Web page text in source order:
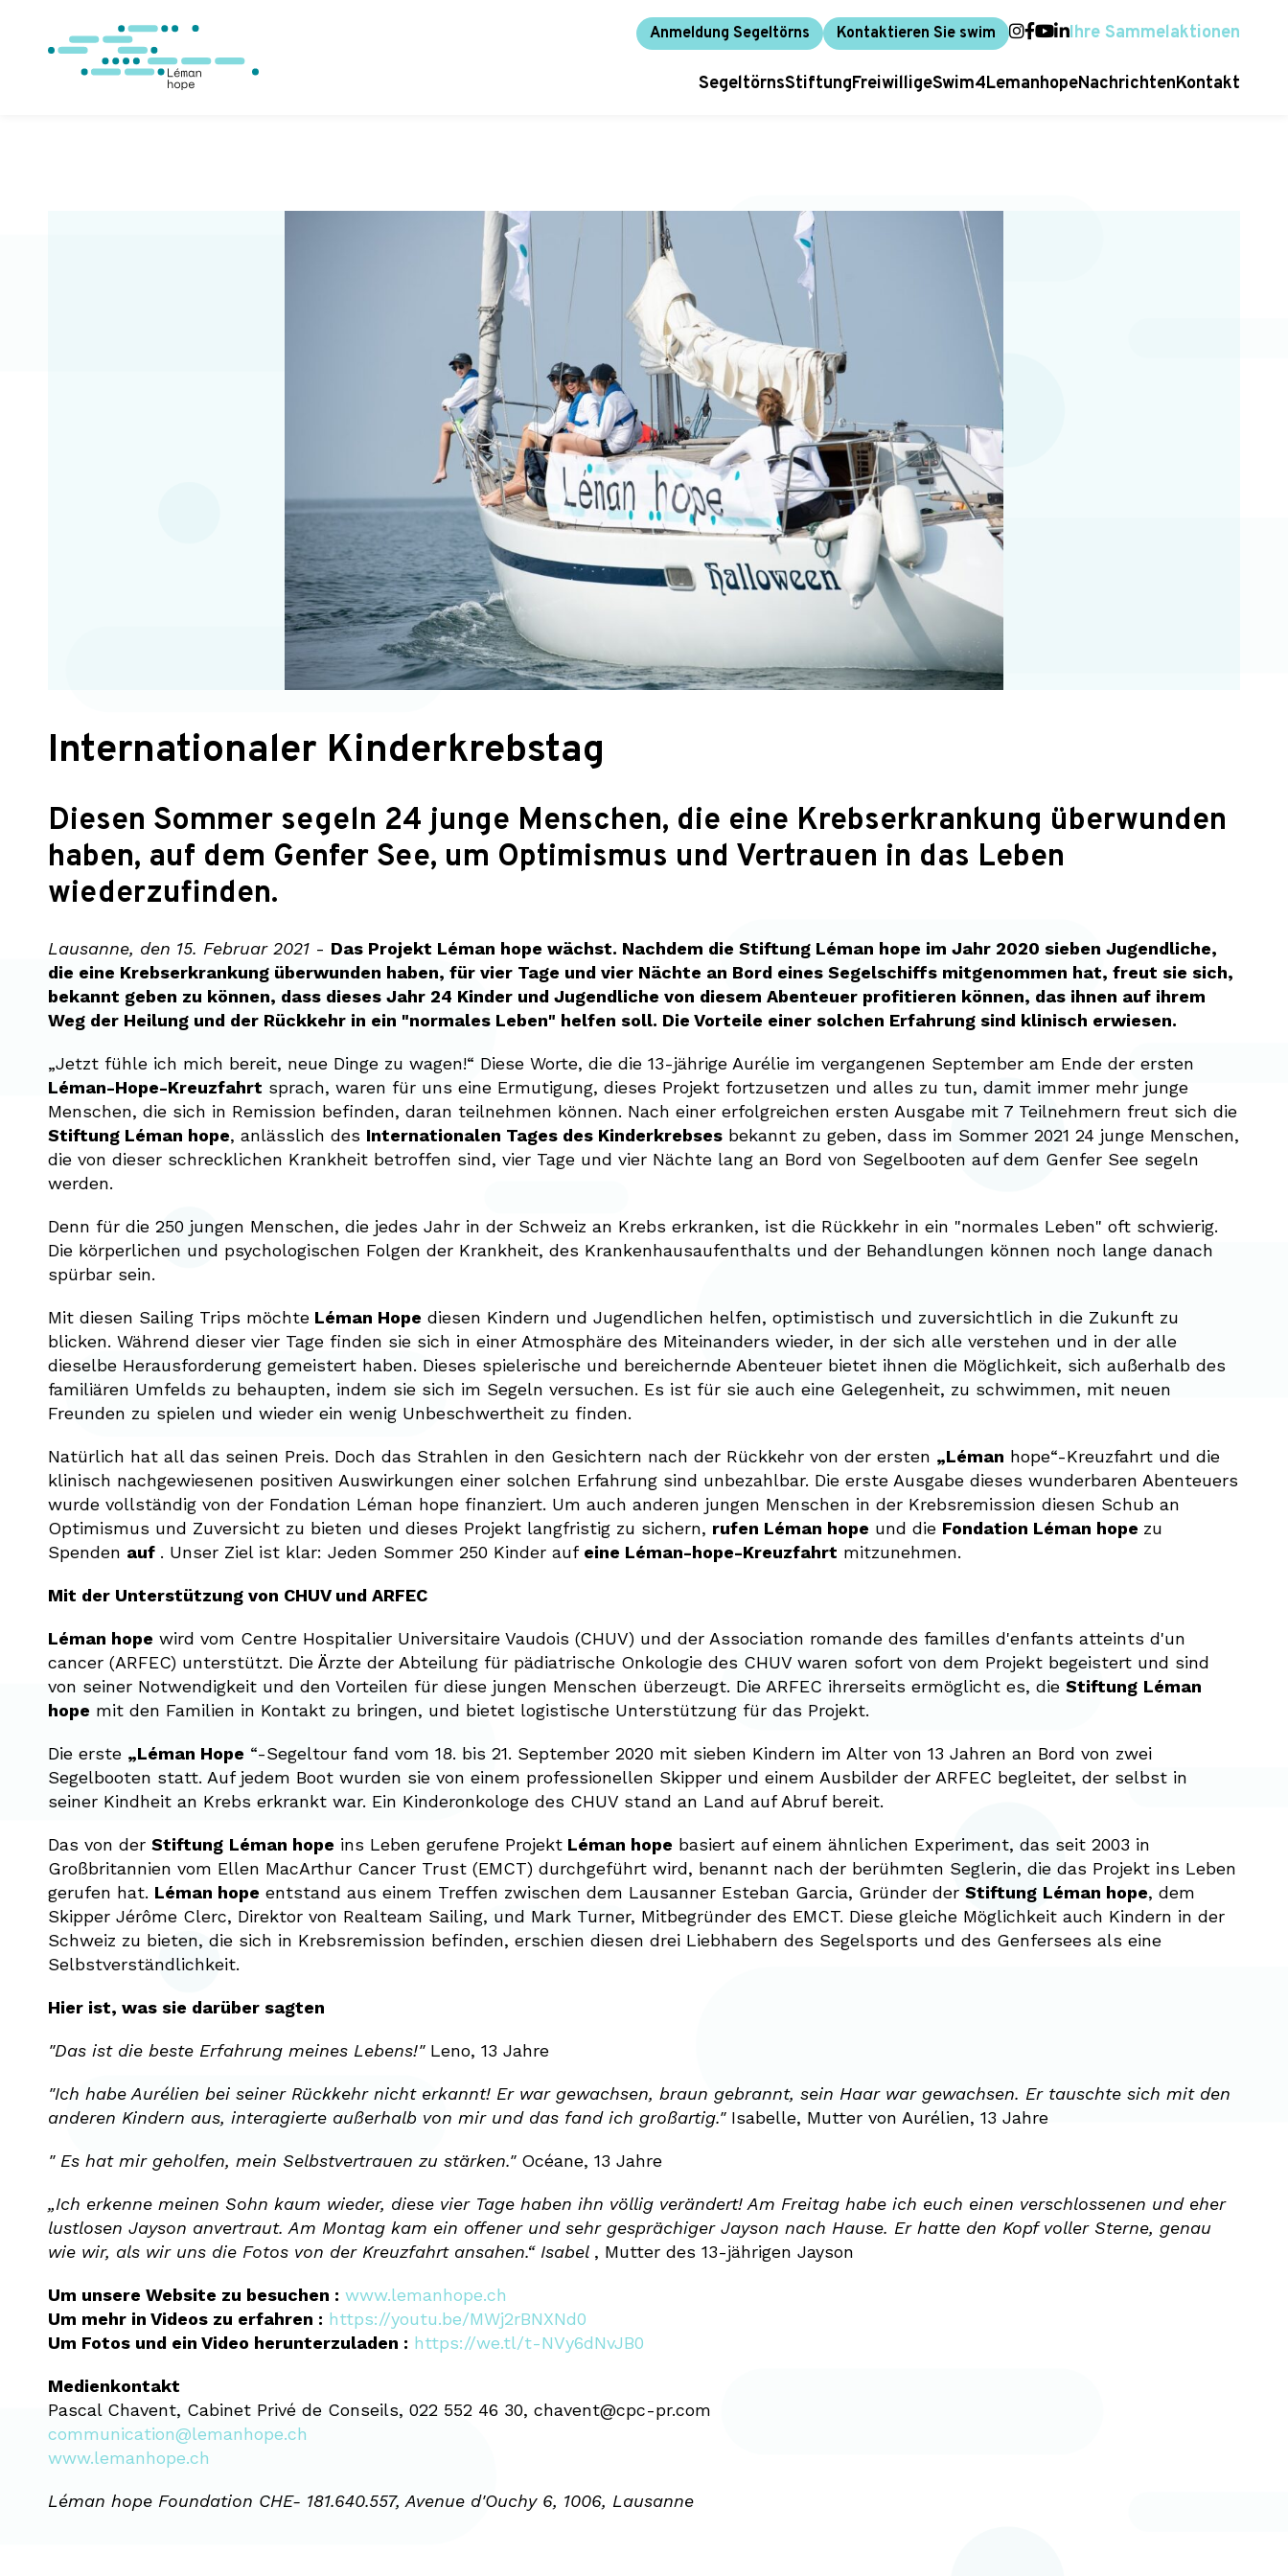
Anmeldung Segeltörns Kontaktieren Sie swim Ihre Sammelaktionen
SegeltörnsStiftungFreiwilligeSwim4LemanhopeNachrichtenKontakt
Internationaler Kinderkrebstag
Diesen Sommer segeln 24 junge Menschen, die eine Krebserkrankung überwunden
haben, auf dem Genfer See, um Optimismus und Vertrauen in das Leben
wiederzufinden.
Lausanne, den 15. Februar 2021 - Das Projekt Léman hope wächst. Nachdem die Stiftung Léman hope im Jahr 2020 sieben Jugendliche,
die eine Krebserkrankung überwunden haben, für vier Tage und vier Nächte an Bord eines Segelschiffs mitgenommen hat, freut sie sich,
bekannt geben zu können, dass dieses Jahr 24 Kinder und Jugendliche von diesem Abenteuer profitieren können, das ihnen auf ihrem
Weg der Heilung und der Rückkehr in ein "normales Leben" helfen soll. Die Vorteile einer solchen Erfahrung sind klinisch erwiesen.
„Jetzt fühle ich mich bereit, neue Dinge zu wagen!“ Diese Worte, die die 13-jährige Aurélie im vergangenen September am Ende der ersten
Léman-Hope-Kreuzfahrt sprach, waren für uns eine Ermutigung, dieses Projekt fortzusetzen und alles zu tun, damit immer mehr junge
Menschen, die sich in Remission befinden, daran teilnehmen können. Nach einer erfolgreichen ersten Ausgabe mit 7 Teilnehmern freut sich die
Stiftung Léman hope, anlässlich des Internationalen Tages des Kinderkrebses bekannt zu geben, dass im Sommer 2021 24 junge Menschen,
die von dieser schrecklichen Krankheit betroffen sind, vier Tage und vier Nächte lang an Bord von Segelbooten auf dem Genfer See segeln
werden.
Denn für die 250 jungen Menschen, die jedes Jahr in der Schweiz an Krebs erkranken, ist die Rückkehr in ein "normales Leben" oft schwierig.
Die körperlichen und psychologischen Folgen der Krankheit, des Krankenhausaufenthalts und der Behandlungen können noch lange danach
spürbar sein.
Mit diesen Sailing Trips möchte Léman Hope diesen Kindern und Jugendlichen helfen, optimistisch und zuversichtlich in die Zukunft zu
blicken. Während dieser vier Tage finden sie sich in einer Atmosphäre des Miteinanders wieder, in der sich alle verstehen und in der alle
dieselbe Herausforderung gemeistert haben. Dieses spielerische und bereichernde Abenteuer bietet ihnen die Möglichkeit, sich außerhalb des
familiären Umfelds zu behaupten, indem sie sich im Segeln versuchen. Es ist für sie auch eine Gelegenheit, zu schwimmen, mit neuen
Freunden zu spielen und wieder ein wenig Unbeschwertheit zu finden.
Natürlich hat all das seinen Preis. Doch das Strahlen in den Gesichtern nach der Rückkehr von der ersten „Léman hope“-Kreuzfahrt und die
klinisch nachgewiesenen positiven Auswirkungen einer solchen Erfahrung sind unbezahlbar. Die erste Ausgabe dieses wunderbaren Abenteuers
wurde vollständig von der Fondation Léman hope finanziert. Um auch anderen jungen Menschen in der Krebsremission diesen Schub an
Optimismus und Zuversicht zu bieten und dieses Projekt langfristig zu sichern, rufen Léman hope und die Fondation Léman hope zu
Spenden auf . Unser Ziel ist klar: Jeden Sommer 250 Kinder auf eine Léman-hope-Kreuzfahrt mitzunehmen.
Mit der Unterstützung von CHUV und ARFEC
Léman hope wird vom Centre Hospitalier Universitaire Vaudois (CHUV) und der Association romande des familles d'enfants atteints d'un
cancer (ARFEC) unterstützt. Die Ärzte der Abteilung für pädiatrische Onkologie des CHUV waren sofort von dem Projekt begeistert und sind
von seiner Notwendigkeit und den Vorteilen für diese jungen Menschen überzeugt. Die ARFEC ihrerseits ermöglicht es, die Stiftung Léman
hope mit den Familien in Kontakt zu bringen, und bietet logistische Unterstützung für das Projekt.
Die erste „Léman Hope “-Segeltour fand vom 18. bis 21. September 2020 mit sieben Kindern im Alter von 13 Jahren an Bord von zwei
Segelbooten statt. Auf jedem Boot wurden sie von einem professionellen Skipper und einem Ausbilder der ARFEC begleitet, der selbst in
seiner Kindheit an Krebs erkrankt war. Ein Kinderonkologe des CHUV stand an Land auf Abruf bereit.
Das von der Stiftung Léman hope ins Leben gerufene Projekt Léman hope basiert auf einem ähnlichen Experiment, das seit 2003 in
Großbritannien vom Ellen MacArthur Cancer Trust (EMCT) durchgeführt wird, benannt nach der berühmten Seglerin, die das Projekt ins Leben
gerufen hat. Léman hope entstand aus einem Treffen zwischen dem Lausanner Esteban Garcia, Gründer der Stiftung Léman hope, dem
Skipper Jérôme Clerc, Direktor von Realteam Sailing, und Mark Turner, Mitbegründer des EMCT. Diese gleiche Möglichkeit auch Kindern in der
Schweiz zu bieten, die sich in Krebsremission befinden, erschien diesen drei Liebhabern des Segelsports und des Genfersees als eine
Selbstverständlichkeit.
Hier ist, was sie darüber sagten
"Das ist die beste Erfahrung meines Lebens!" Leno, 13 Jahre
"Ich habe Aurélien bei seiner Rückkehr nicht erkannt! Er war gewachsen, braun gebrannt, sein Haar war gewachsen. Er tauschte sich mit den
anderen Kindern aus, interagierte außerhalb von mir und das fand ich großartig."Isabelle, Mutter von Aurélien, 13 Jahre
" Es hat mir geholfen, mein Selbstvertrauen zu stärken."Océane, 13 Jahre
„Ich erkenne meinen Sohn kaum wieder, diese vier Tage haben ihn völlig verändert! Am Freitag habe ich euch einen verschlossenen und eher
lustlosen Jayson anvertraut. Am Montag kam ein offener und sehr gesprächiger Jayson nach Hause. Er hatte den Kopf voller Sterne, genau
wie wir, als wir uns die Fotos von der Kreuzfahrt ansahen.“ Isabel , Mutter des 13-jährigen Jayson
Um unsere Website zu besuchen : www.lemanhope.ch
Um mehr in Videos zu erfahren : https://youtu.be/MWj2rBNXNd0
Um Fotos und ein Video herunterzuladen : https://we.tl/t-NVy6dNvJB0
Medienkontakt
Pascal Chavent, Cabinet Privé de Conseils, 022 552 46 30, chavent@cpc-pr.com
communication@lemanhope.ch
www.lemanhope.ch
Léman hope Foundation CHE- 181.640.557, Avenue d'Ouchy 6, 1006, Lausanne